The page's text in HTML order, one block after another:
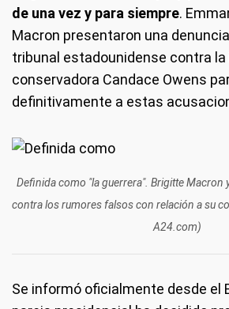
de una vez y para siempre.
Macron presentaron una
tribunal estadounidense contra
conservadora Candace Owens
definitivamente a estas
Definida como "la guerrera". Brigitte Macron
contra los rumores falsos con relación a su
A24.com)
Se informó oficialmente desde el